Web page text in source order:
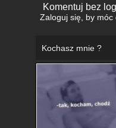
Komentuj bez
Zaloguj się, by móc
Kochasz mnie ?